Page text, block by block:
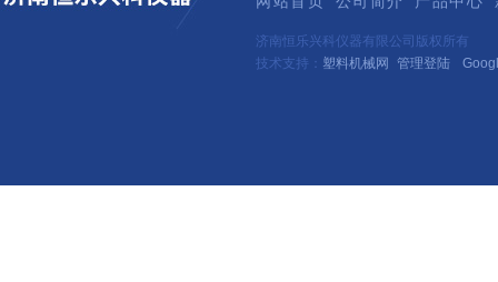
济南恒乐兴科仪器有限公司版权所有
技术支持： 塑料机械网 管理登陆